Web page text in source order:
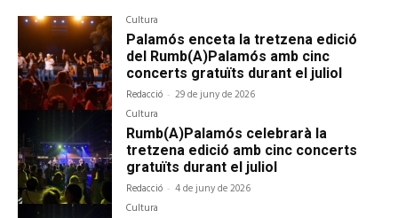
Cultura
Palamós enceta la tretzena edició
del Rumb(A)Palamós amb cinc
concerts gratuïts durant el juliol
Redacció - 29 de juny de 2026
Cultura
Rumb(A)Palamós celebrarà la
tretzena edició amb cinc concerts
gratuïts durant el juliol
Redacció - 4 de juny de 2026
Cultura